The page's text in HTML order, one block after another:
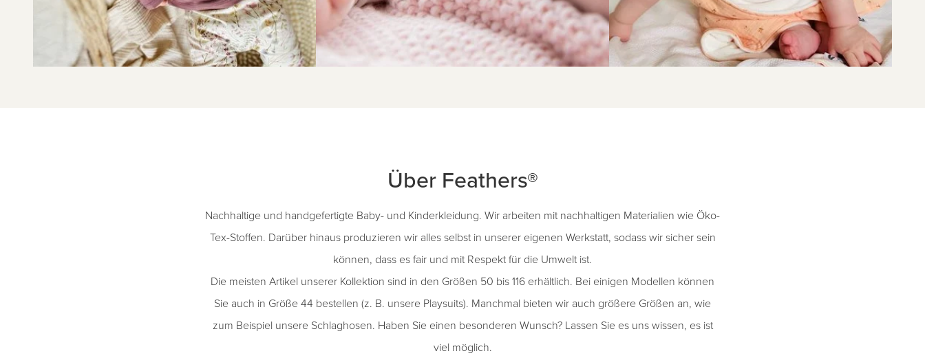
Über Feathers®
Nachhaltige und handgefertigte Baby- und Kinderkleidung. Wir arbeiten mit nachhaltigen Materialien wie Öko-
Tex-Stoffen. Darüber hinaus produzieren wir alles selbst in unserer eigenen Werkstatt, sodass wir sicher sein
können, dass es fair und mit Respekt für die Umwelt ist.
Die meisten Artikel unserer Kollektion sind in den Größen 50 bis 116 erhältlich. Bei einigen Modellen können
Sie auch in Größe 44 bestellen (z. B. unsere Playsuits). Manchmal bieten wir auch größere Größen an, wie
zum Beispiel unsere Schlaghosen. Haben Sie einen besonderen Wunsch? Lassen Sie es uns wissen, es ist
viel möglich.